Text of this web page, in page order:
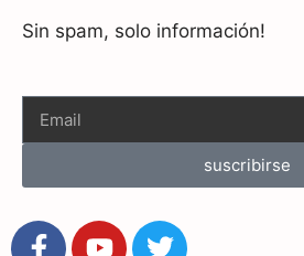
Sin spam, solo información!
suscribirse